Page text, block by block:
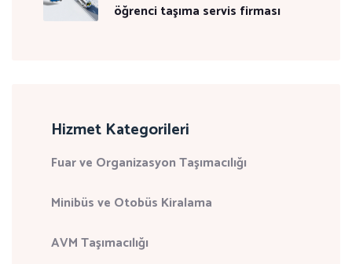
öğrenci taşıma servis firması
Hizmet Kategorileri
Fuar ve Organizasyon Taşımacılığı
Minibüs ve Otobüs Kiralama
AVM Taşımacılığı